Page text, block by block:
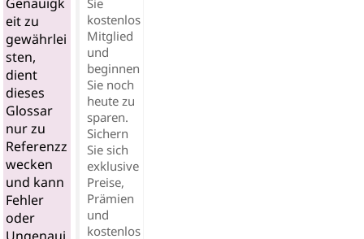
Genauigk
eit zu
gewährlei
sten,
dient
dieses
Glossar
nur zu
Referenzz
wecken
und kann
Fehler
oder
kostenlos
Mitglied
und
beginnen
Sie noch
heute zu
sparen.
Sichern
Sie sich
exklusive
Preise,
Prämien
und
kostenlos